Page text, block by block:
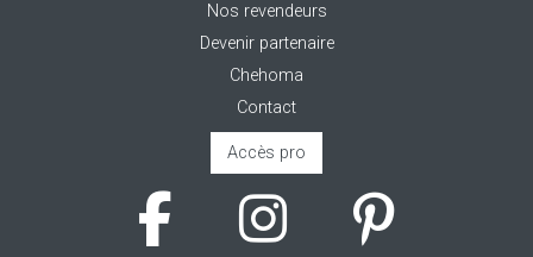
Nos revendeurs
Devenir partenaire
Chehoma
Contact
Accès pro